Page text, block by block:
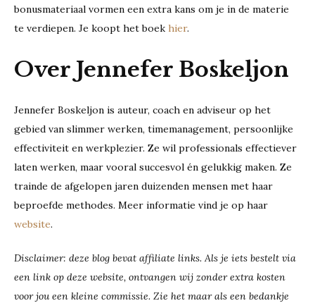
bonusmateriaal vormen een extra kans om je in de materie
te verdiepen. Je koopt het boek hier.
Over Jennefer Boskeljon
Jennefer Boskeljon is auteur, coach en adviseur op het
gebied van slimmer werken, timemanagement, persoonlijke
effectiviteit en werkplezier. Ze wil professionals effectiever
laten werken, maar vooral succesvol én gelukkig maken. Ze
trainde de afgelopen jaren duizenden mensen met haar
beproefde methodes. Meer informatie vind je op haar
website.
Disclaimer: deze blog bevat affiliate links. Als je iets bestelt via
een link op deze website, ontvangen wij zonder extra kosten
voor jou een kleine commissie. Zie het maar als een bedankje